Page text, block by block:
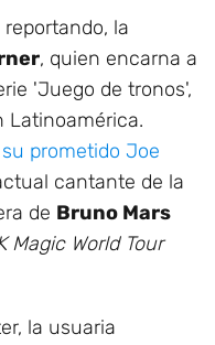
la
, quien encarna a
'Juego de tronos',
Latinoamérica.
prometido Joe
cantante de la
de Bruno Mars
Magic World Tour
la usuaria